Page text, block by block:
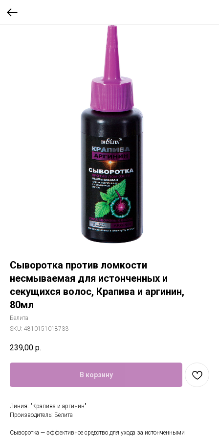
Сыворотка против ломкости
несмываемая для истонченных и
секущихся волос, Крапива и аргинин,
80мл
Белита
SKU: 4810151018733
239,00 р.
В корзину
Линия: "Крапива и аргинин"
Производитель: Белита
Сыворотка — эффективное средство для ухода за истонченными